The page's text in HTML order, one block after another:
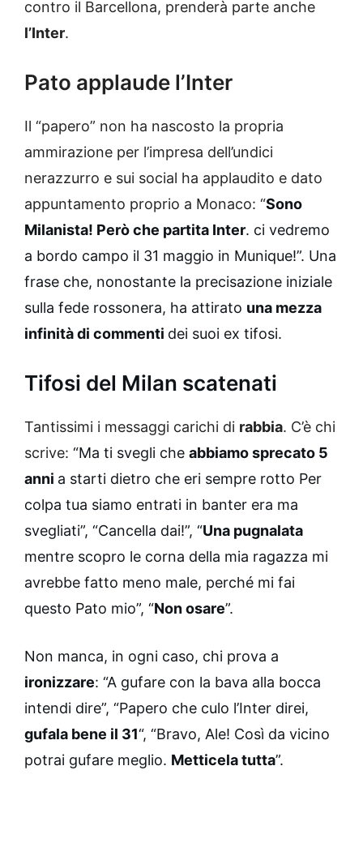
contro il Barcellona, prenderà parte anche
l’Inter.
Pato applaude l’Inter
Il “papero” non ha nascosto la propria
ammirazione per l’impresa dell’undici
nerazzurro e sui social ha applaudito e dato
appuntamento proprio a Monaco: “Sono
Milanista! Però che partita Inter. ci vedremo
a bordo campo il 31 maggio in Munique!”. Una
frase che, nonostante la precisazione iniziale
sulla fede rossonera, ha attirato una mezza
infinità di commenti dei suoi ex tifosi.
Tifosi del Milan scatenati
Tantissimi i messaggi carichi di rabbia. C’è chi
scrive: “Ma ti svegli che abbiamo sprecato 5
anni a starti dietro che eri sempre rotto Per
colpa tua siamo entrati in banter era ma
svegliati”, “Cancella dai!”, “Una pugnalata
mentre scopro le corna della mia ragazza mi
avrebbe fatto meno male, perché mi fai
questo Pato mio”, “Non osare”.
Non manca, in ogni caso, chi prova a
ironizzare: “A gufare con la bava alla bocca
intendi dire”, “Papero che culo l’Inter direi,
gufala bene il 31“, “Bravo, Ale! Così da vicino
potrai gufare meglio. Metticela tutta”.